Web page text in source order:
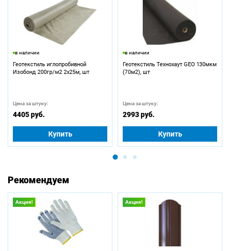
в наличии
Геотекстиль иглопробивной
Изобонд 200гр/м2 2х25м, шт
Цена за штуку:
4405 руб.
Купить
в наличии
Геотекстиль Технохаут GEO 130мкм
(70м2), шт
Цена за штуку:
2993 руб.
Купить
Рекомендуем
Акция! Акция!